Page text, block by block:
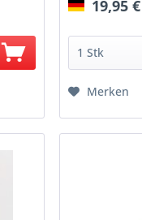
19,95
Merken